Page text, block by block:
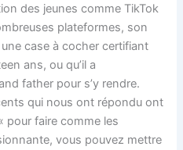
des jeunes comme TikTok
plateformes, son
case à cocher certifiant
ans, ou qu’il a
father pour s’y rendre.
qui nous ont répondu ont
pour faire comme les
vous pouvez mettre